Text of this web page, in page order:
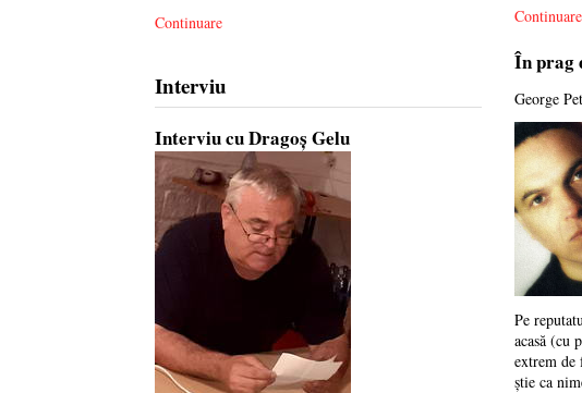
Continuare
Interviu
Interviu cu Dragoș Gelu
Continuare
În prag
George
Pe
acasă (cu
extrem de
știe ca